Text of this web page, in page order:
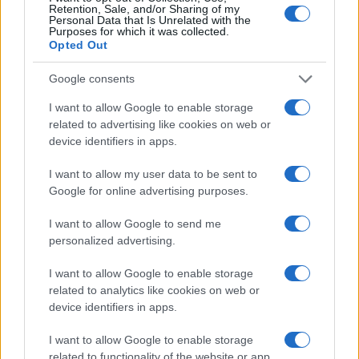
Retention, Sale, and/or Sharing of my
Personal Data that Is Unrelated with the
Purposes for which it was collected.
Opted Out
Google consents
I want to allow Google to enable storage
related to advertising like cookies on web or
device identifiers in apps.
I want to allow my user data to be sent to
Google for online advertising purposes.
I want to allow Google to send me
personalized advertising.
I want to allow Google to enable storage
related to analytics like cookies on web or
device identifiers in apps.
I want to allow Google to enable storage
related to functionality of the website or app.
Hiba Abouk no aguanta más y le
pide el divorcio a Hakimi, acusado
de violación
2 marzo, 2023
Evaluna, ¿Embarazada otra vez de
Camilo? Este vídeo lo confirmaría
1 marzo, 2023
2 5 7
Quienes somos